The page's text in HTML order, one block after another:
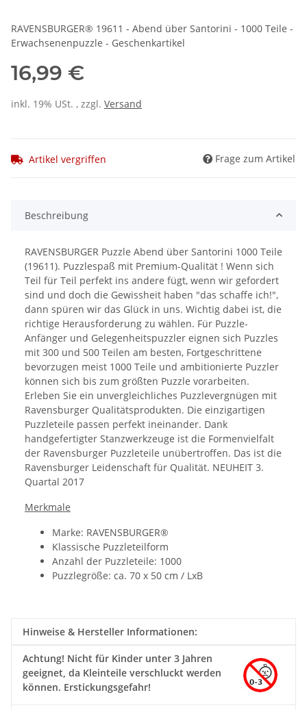
RAVENSBURGER® 19611 - Abend über Santorini - 1000 Teile -
Erwachsenenpuzzle - Geschenkartikel
16,99 €
inkl. 19% USt. , zzgl. Versand
Artikel vergriffen Frage zum Artikel
Beschreibung
RAVENSBURGER Puzzle Abend über Santorini 1000 Teile
(19611). Puzzlespaß mit Premium-Qualität ! Wenn sich
Teil für Teil perfekt ins andere fügt, wenn wir gefordert
sind und doch die Gewissheit haben "das schaffe ich!",
dann spüren wir das Glück in uns. Wichtig dabei ist, die
richtige Herausforderung zu wählen. Für Puzzle-
Anfänger und Gelegenheitspuzzler eignen sich Puzzles
mit 300 und 500 Teilen am besten, Fortgeschrittene
bevorzugen meist 1000 Teile und ambitionierte Puzzler
können sich bis zum größten Puzzle vorarbeiten.
Erleben Sie ein unvergleichliches Puzzlevergnügen mit
Ravensburger Qualitätsprodukten. Die einzigartigen
Puzzleteile passen perfekt ineinander. Dank
handgefertigter Stanzwerkzeuge ist die Formenvielfalt
der Ravensburger Puzzleteile unübertroffen. Das ist die
Ravensburger Leidenschaft für Qualität. NEUHEIT 3.
Quartal 2017
Merkmale
Marke: RAVENSBURGER®
Klassische Puzzleteilform
Anzahl der Puzzleteile: 1000
Puzzlegröße: ca. 70 x 50 cm / LxB
Hinweise & Hersteller Informationen:
Achtung! Nicht für Kinder unter 3 Jahren
geeignet, da Kleinteile verschluckt werden
können. Erstickungsgefahr!